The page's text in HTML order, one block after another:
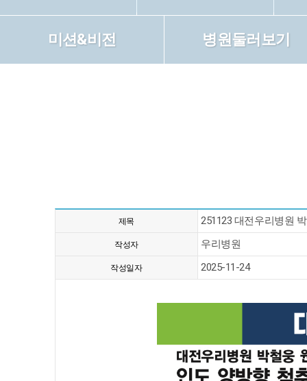
미션&비전 병원둘러보기
제목 251123 대전우리병원
작성자 우리병원
작성일자 2025-11-24